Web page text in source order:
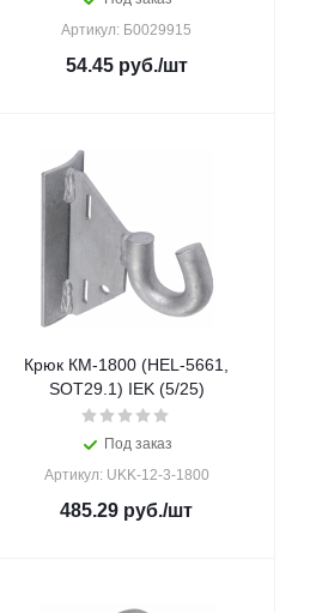
Артикул: Б0029915
54.45руб./шт
Крюк КМ-1800 (HEL-5661,
SOT29.1) IEK (5/25)
Под заказ
Артикул: UKK-12-3-1800
485.29 руб./шт